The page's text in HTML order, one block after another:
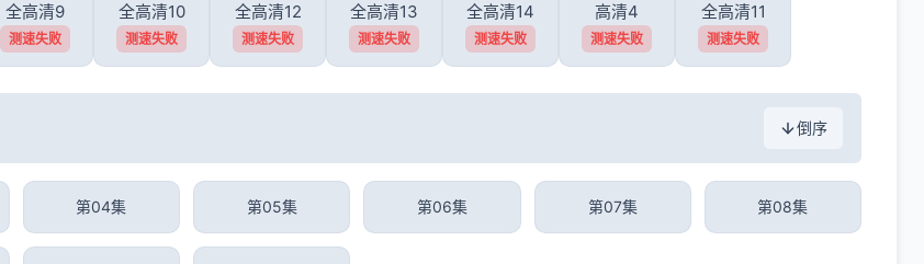
全高清9
测速失败
全高清10
测速失败
全高清12
测速失败
全高清13
测速失败
全高清14
测速失败
高清4
测速失败
全高清11
测速失败
倒序
第04集 第05集 第06集 第07集 第08集